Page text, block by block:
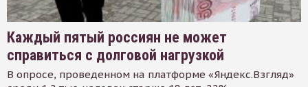
Каждый пятый россиян не может
справиться с долговой нагрузкой
В опросе, проведенном на платформе «Яндекс.Взгляд»